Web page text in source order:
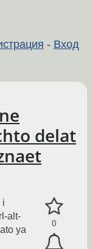
- Вход
delat
0
i
alt-
ya